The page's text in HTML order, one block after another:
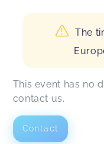
The
This event has no
contact us.
Contact